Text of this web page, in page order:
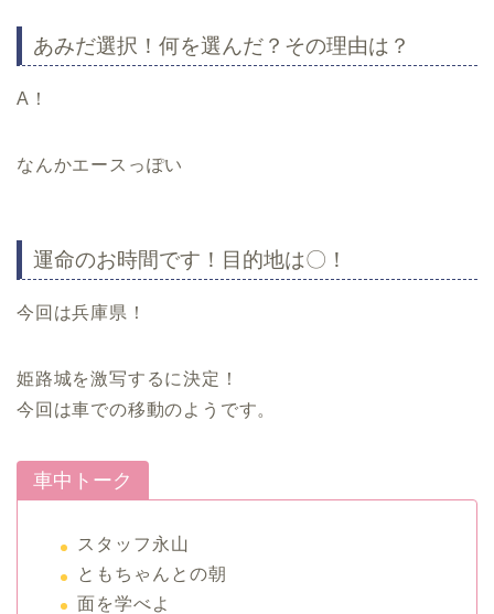
あみだ選択！何を選んだ？その理由は？
A！
なんかエースっぽい
運命のお時間です！目的地は〇！
今回は兵庫県！
姫路城を激写するに決定！
今回は車での移動のようです。
車中トーク
スタッフ永山
ともちゃんとの朝
面を学べよ